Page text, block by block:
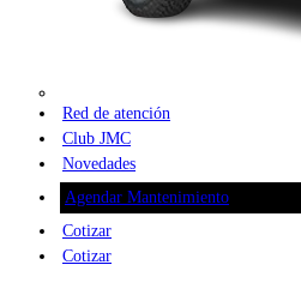
Red de atención
Club JMC
Novedades
Agendar Mantenimiento
Cotizar
Cotizar